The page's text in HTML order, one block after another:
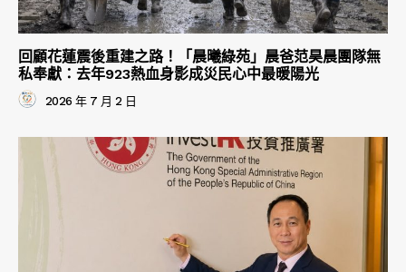
回顧花蓮震後重建之路！「晨曦綠苑」晨爸范昊晨團隊無
私奉獻：去年923熱血身影成災民心中最暖陽光
2026 年 7 月 2 日